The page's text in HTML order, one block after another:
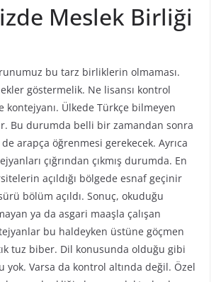
Meslek Birliği
bu tarz birliklerin olmaması.
göstermelik. Ne lisansı kontrol
kontejyanı. Ülkede Türkçe bilmeyen
Bu durumda belli bir zamandan sonra
arapça öğrenmesi gerekecek. Ayrıca
çığrından çıkmış durumda. En
açıldığı bölgede esnaf geçinir
bölüm açıldı. Sonuç, okuduğu
ya da asgari maaşla çalışan
bu haldeyken üstüne göçmen
tuz biber. Dil konusunda olduğu gibi
yok. Varsa da kontrol altında değil. Özel